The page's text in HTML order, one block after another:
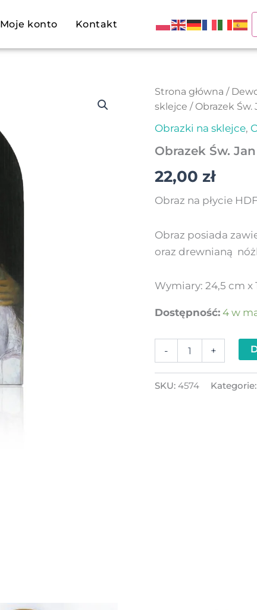
Moje konto Kontakt
Strona główna /
sklejce / Obrazek
Obrazki na sklejce,
Obrazek Św.
22,00 zł
Obraz na płycie
Obraz posiada
oraz drewnianą
Wymiary: 24,5 cm x
Dostępność: 4 w
-
ilość
Obrazek
Św.
Jan
II
objęciach
Matki
Bożej
+
SKU: 4574